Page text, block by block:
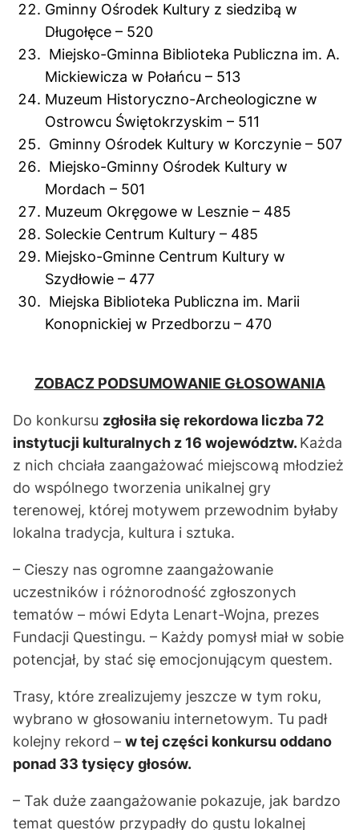
Gminny Ośrodek Kultury z siedzibą w
Długołęce – 520
Miejsko-Gminna Biblioteka Publiczna im. A.
Mickiewicza w Połańcu – 513
Muzeum Historyczno-Archeologiczne w
Ostrowcu Świętokrzyskim – 511
Gminny Ośrodek Kultury w Korczynie – 507
Miejsko-Gminny Ośrodek Kultury w
Mordach – 501
Muzeum Okręgowe w Lesznie – 485
Soleckie Centrum Kultury – 485
Miejsko-Gminne Centrum Kultury w
Szydłowie – 477
Miejska Biblioteka Publiczna im. Marii
Konopnickiej w Przedborzu – 470
ZOBACZ PODSUMOWANIE GŁOSOWANIA
Do konkursu zgłosiła się rekordowa liczba 72
instytucji kulturalnych z 16 województw.Każda
z nich chciała zaangażować miejscową młodzież
do wspólnego tworzenia unikalnej gry
terenowej, której motywem przewodnim byłaby
lokalna tradycja, kultura i sztuka.
– Cieszy nas ogromne zaangażowanie
uczestników i różnorodność zgłoszonych
tematów – mówi Edyta Lenart-Wojna, prezes
Fundacji Questingu. – Każdy pomysł miał w sobie
potencjał, by stać się emocjonującym questem.
Trasy, które zrealizujemy jeszcze w tym roku,
wybrano w głosowaniu internetowym. Tu padł
kolejny rekord – w tej części konkursu oddano
ponad 33 tysięcy głosów.
– Tak duże zaangażowanie pokazuje, jak bardzo
temat questów przypadły do gustu lokalnej